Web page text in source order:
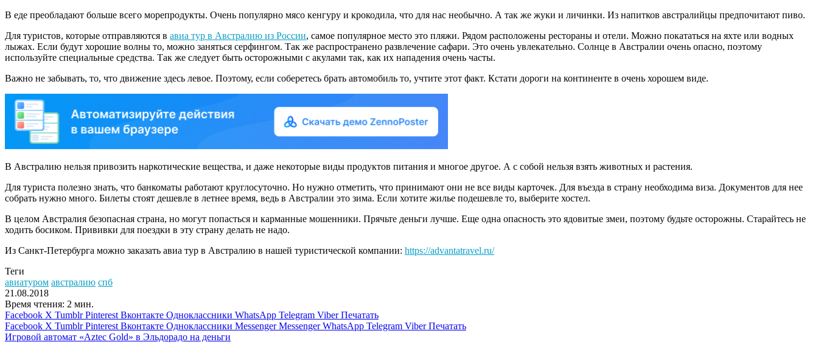
В еде преобладают больше всего морепродукты. Очень популярно мясо кенгуру и крокодила, что для нас необычно. А так же жуки и личинки. Из напитков австралийцы предпочитают пиво.
Для туристов, которые отправляются в авиа тур в Австралию из России, самое популярное место это пляжи. Рядом расположены рестораны и отели. Можно покататься на яхте или водных
лыжах. Если будут хорошие волны то, можно заняться серфингом. Так же распространено развлечение сафари. Это очень увлекательно. Солнце в Австралии очень опасно, поэтому
используйте специальные средства. Так же следует быть осторожными с акулами так, как их нападения очень часты.
Важно не забывать, то, что движение здесь левое. Поэтому, если соберетесь брать автомобиль то, учтите этот факт. Кстати дороги на континенте в очень хорошем виде.
В Австралию нельзя привозить наркотические вещества, и даже некоторые виды продуктов питания и многое другое. А с собой нельзя взять животных и растения.
Для туриста полезно знать, что банкоматы работают круглосуточно. Но нужно отметить, что принимают они не все виды карточек. Для въезда в страну необходима виза. Документов для нее
собрать нужно много. Билеты стоят дешевле в летнее время, ведь в Австралии это зима. Если хотите жилье подешевле то, выберите хостел.
В целом Австралия безопасная страна, но могут попасться и карманные мошенники. Прячьте деньги лучше. Еще одна опасность это ядовитые змеи, поэтому будьте осторожны. Старайтесь не
ходить босиком. Прививки для поездки в эту страну делать не надо.
Из Санкт-Петербурга можно заказать авиа тур в Австралию в нашей туристической компании: https://advantatravel.ru/
Теги
авиатуром австралию спб
21.08.2018
Время чтения: 2 мин.
Facebook X Tumblr Pinterest Вконтакте Одноклассники WhatsApp Telegram Viber Печатать
Facebook X Tumblr Pinterest Вконтакте Одноклассники Messenger Messenger WhatsApp Telegram Viber Печатать
Игровой автомат «Aztec Gold» в Эльдорадо на деньги